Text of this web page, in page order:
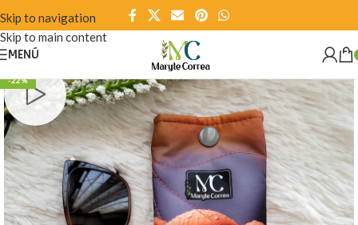
Skip to navigation
Skip to main content
MENÚ
-22%